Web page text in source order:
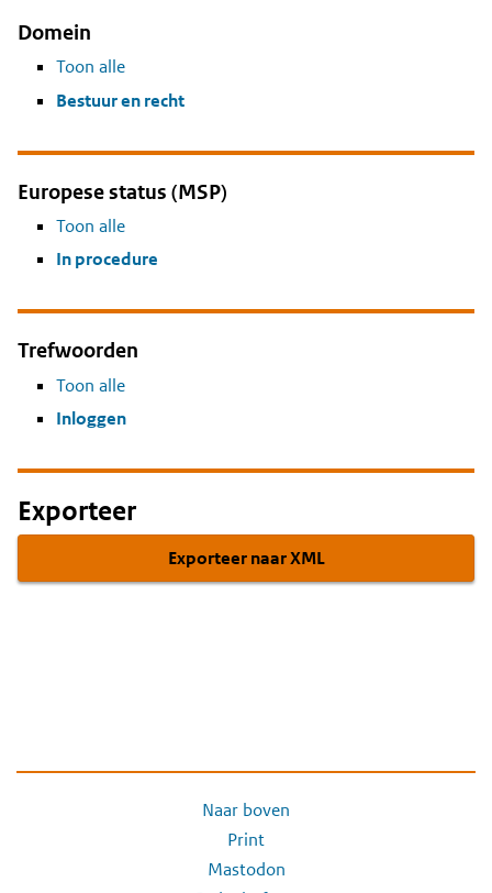
Domein
Toon alle
Bestuur en recht
Europese status (MSP)
Toon alle
In procedure
Trefwoorden
Toon alle
Inloggen
Exporteer
Exporteer naar XML
Naar boven
Print
Mastodon